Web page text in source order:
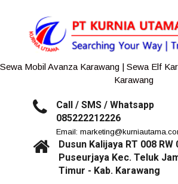
Sewa Mobil Avanza Karawang | Sewa Elf
Karawang
Call / SMS / Whatsapp
085222212226
Email:
Dusun Kalijaya RT 008 RW
Puseurjaya Kec. Teluk
Timur - Kab. Karawang